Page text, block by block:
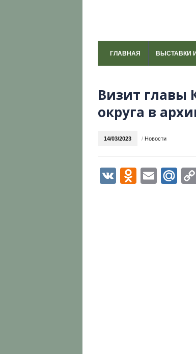
ГЛАВНАЯ ВЫСТАВКИ
Визит главы
округа в
14/03/2023 / Новости
VK Email